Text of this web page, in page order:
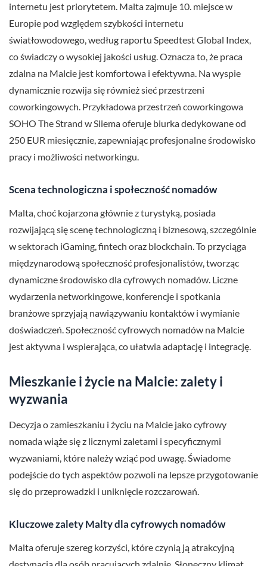
internetu jest priorytetem. Malta zajmuje 10. miejsce w
Europie pod względem szybkości internetu
światłowodowego, według raportu Speedtest Global Index,
co świadczy o wysokiej jakości usług. Oznacza to, że praca
zdalna na Malcie jest komfortowa i efektywna. Na wyspie
dynamicznie rozwija się również sieć przestrzeni
coworkingowych. Przykładowa przestrzeń coworkingowa
SOHO The Strand w Sliema oferuje biurka dedykowane od
250 EUR miesięcznie, zapewniając profesjonalne środowisko
pracy i możliwości networkingu.
Scena technologiczna i społeczność nomadów
Malta, choć kojarzona głównie z turystyką, posiada
rozwijającą się scenę technologiczną i biznesową, szczególnie
w sektorach iGaming, fintech oraz blockchain. To przyciąga
międzynarodową społeczność profesjonalistów, tworząc
dynamiczne środowisko dla cyfrowych nomadów. Liczne
wydarzenia networkingowe, konferencje i spotkania
branżowe sprzyjają nawiązywaniu kontaktów i wymianie
doświadczeń. Społeczność cyfrowych nomadów na Malcie
jest aktywna i wspierająca, co ułatwia adaptację i integrację.
Mieszkanie i życie na Malcie: zalety i
wyzwania
Decyzja o zamieszkaniu i życiu na Malcie jako cyfrowy
nomada wiąże się z licznymi zaletami i specyficznymi
wyzwaniami, które należy wziąć pod uwagę. Świadome
podejście do tych aspektów pozwoli na lepsze przygotowanie
się do przeprowadzki i uniknięcie rozczarowań.
Kluczowe zalety Malty dla cyfrowych nomadów
Malta oferuje szereg korzyści, które czynią ją atrakcyjną